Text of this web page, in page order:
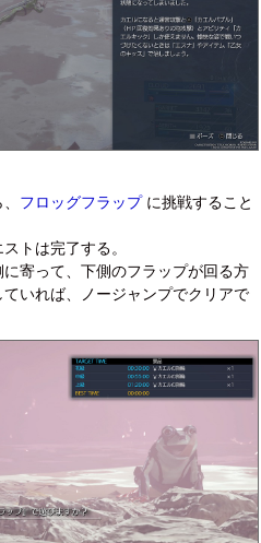
フロッグフラップに挑戦すること
トは完了する。
寄って、下側のフラップが回る方
いれば、ノージャンプでクリアで